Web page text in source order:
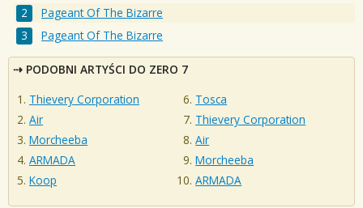
Pageant Of The Bizarre
Pageant Of The Bizarre
PODOBNI ARTYŚCI DO ZERO 7
Thievery Corporation
Air
Morcheeba
ARMADA
Koop
Tosca
Thievery Corporation
Air
Morcheeba
ARMADA